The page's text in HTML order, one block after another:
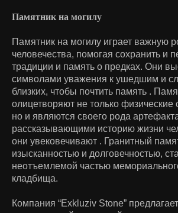
Памятник на могилу
Памятник на могилу играет важную
человечества, помогая сохранить и
традиции и память о предках. Они
символами уважения к ушедшим и
близких, чтобы почтить память .
олицетворяют не только физические
но и являются своего рода
рассказывающими историю жизни
они увековечивают . Гранитный
изысканностью и долговечностью,
неотъемлемой частью
кладбища.
Компания “Exkluziv Stone”